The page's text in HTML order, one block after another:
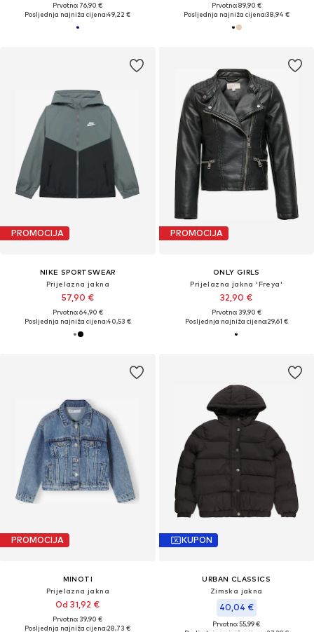
Prvotno: 76,90 €
Posljednja najniža cijena:49,22 €
Prvotno: 89,90 €
Posljednja najniža cijena:38,94 €
PROMOCIJA
NIKE SPORTSWEAR
Prijelazna jakna
57,90 €
Prvotno: 64,90 €
Posljednja najniža cijena:40,53 €
PROMOCIJA
ONLY GIRLS
Prijelazna jakna 'Freya'
32,90 €
Prvotno: 39,90 €
Posljednja najniža cijena:29,61 €
PROMOCIJA
MINOTI
Prijelazna jakna
Od 31,92 €
Prvotno: 39,90 €
Posljednja najniža cijena:28,73 €
KUPON
URBAN CLASSICS
Zimska jakna
40,04 €
Prvotno: 55,99 €